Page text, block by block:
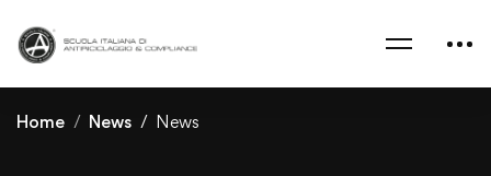
Home News News